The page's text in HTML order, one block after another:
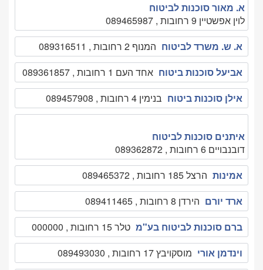
א. מאור סוכנות לביטוח
לוין אפשטיין 9 רחובות , 089465987
א. ש. משרד לביטוח המנוף 2 רחובות , 089316511
אביעל סוכנות ביטוח אחד העם 1 רחובות , 089361857
אילן סוכנות ביטוח בנימין 4 רחובות , 089457908
איתנים סוכנות לביטוח
דובנבויים 6 רחובות , 089362872
אמינות הרצל 185 רחובות , 089465372
ארד יורם הירדן 8 רחובות , 089411465
ברם סוכנות לביטוח בע"מ טלר 15 רחובות , 000000
וינדמן אורי מוסקויבץ 17 רחובות , 089493030